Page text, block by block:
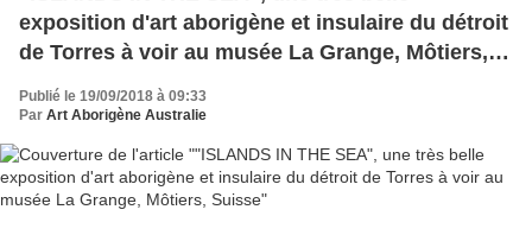
exposition d'art aborigène et insulaire du détroit
de Torres à voir au musée La Grange, Môtiers,
Suisse
Publié le 19/09/2018 à 09:33
Par Art Aborigène Australie